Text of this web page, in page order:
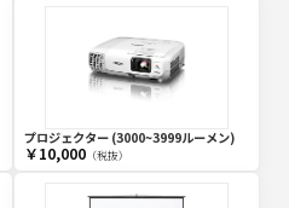
プロジェクター (3000~3999ルーメン)
￥10,000（税抜）